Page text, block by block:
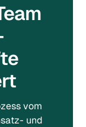
vom
und